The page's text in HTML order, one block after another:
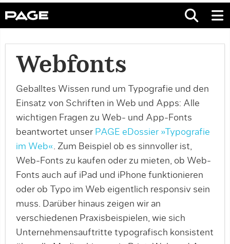
Webfonts
Geballtes Wissen rund um Typografie und den
Einsatz von Schriften in Web und Apps: Alle
wichtigen Fragen zu Web- und App-Fonts
beantwortet unser PAGE eDossier »Typografie
im Web«. Zum Beispiel ob es sinnvoller ist,
Web-Fonts zu kaufen oder zu mieten, ob Web-
Fonts auch auf iPad und iPhone funktionieren
oder ob Typo im Web eigentlich responsiv sein
muss. Darüber hinaus zeigen wir an
verschiedenen Praxisbeispielen, wie sich
Unternehmensauftritte typografisch konsistent